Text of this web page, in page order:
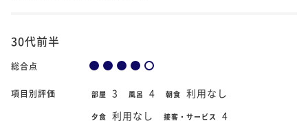
30代前半
総合点
項目別評価 部屋 3 風呂 4 朝食 利用なし
夕食 利用なし 接客・サービス 4